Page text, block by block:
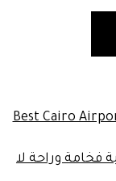
Best Cairo
فخامة وراحة لا